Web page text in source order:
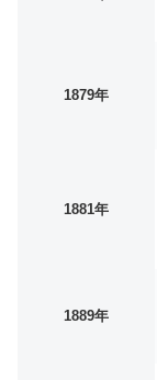
1879年
1881年
1889年